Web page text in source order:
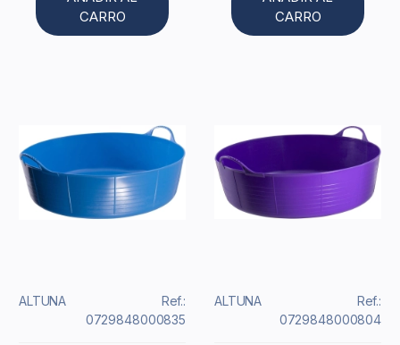
CARRO
CARRO
ALTUNA
Ref.:
0729848000835
ALTUNA
Ref.:
0729848000804